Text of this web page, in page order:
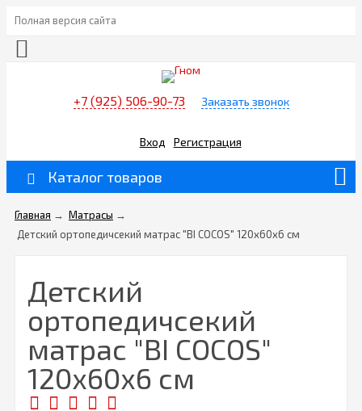
Полная версия сайта
+7 (925) 506-90-73 Заказать звонок
Вход Регистрация
Каталог товаров
Главная → Матрасы →
Детский ортопедичсекий матрас "BI COCOS" 120х60x6 см
Детский
ортопедичсекий
матрас "BI COCOS"
120х60x6 см